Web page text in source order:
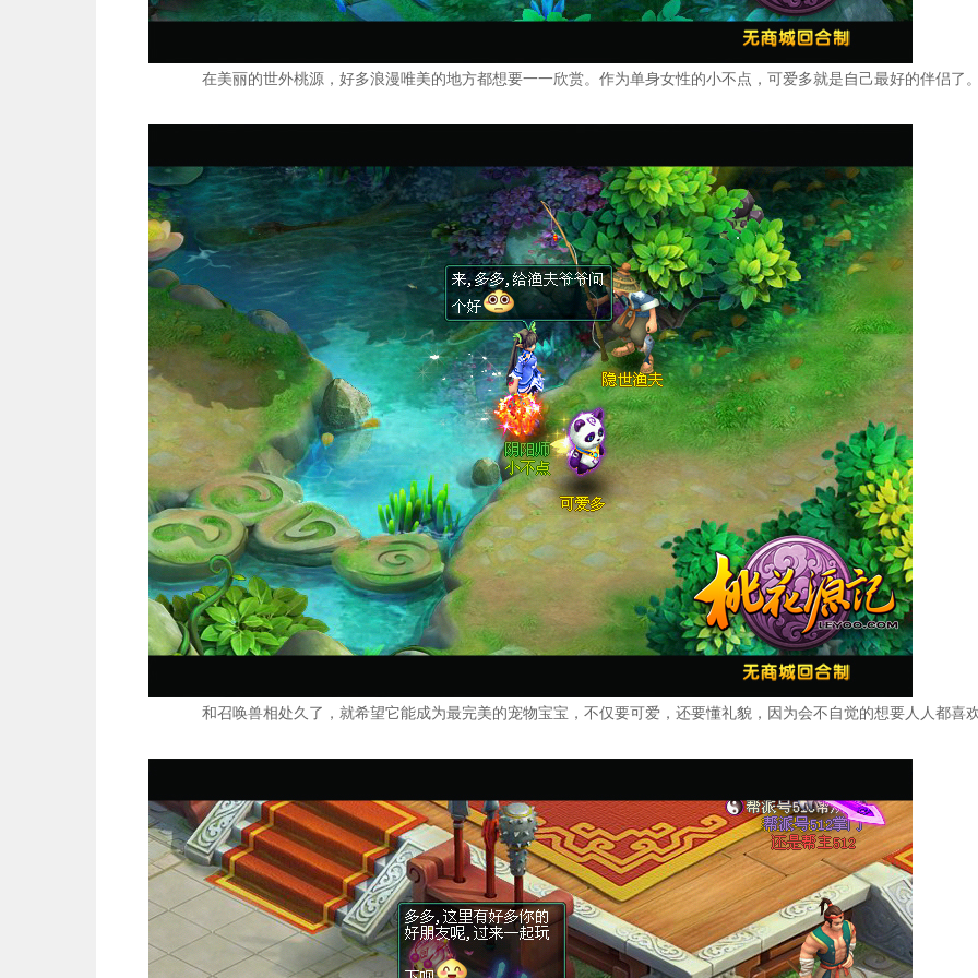
在美丽的世外桃源，好多浪漫唯美的地方都想要一一欣赏。作为单身女性的小不点，可爱多就是自己最好的伴侣了
和召唤兽相处久了，就希望它能成为最完美的宠物宝宝，不仅要可爱，还要懂礼貌，因为会不自觉的想要人人都喜